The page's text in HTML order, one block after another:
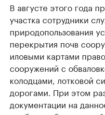
В августе этого года
участка сотрудники
природопользования
перекрытия почв
иловыми картами
сооружений с
колодцами, лотковой
дорогами. При этом
документации на